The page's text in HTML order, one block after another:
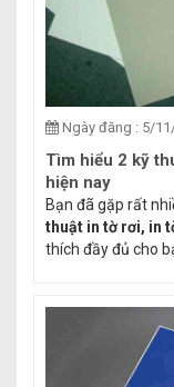
Ngày đăng : 5/
Tìm hiểu 2 kỹ
hiện nay
Bạn đã gặp rất
thuật in tờ rơi, in
thích đầy đủ cho